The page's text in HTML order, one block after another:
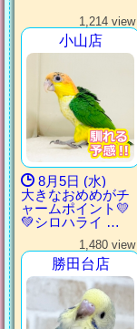
1,214 view
小山店
8月5日 (水)
大きなおめめがチ
ャームポイント💛
💚シロハライ …
1,480 view
勝田台店